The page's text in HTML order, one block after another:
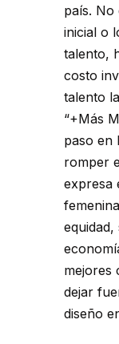
país. No
inicial o
talento,
costo
talento
“+Más
paso en
romper
expresa
mejores
dejar
diseño